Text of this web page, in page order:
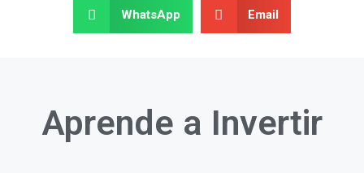
WhatsApp Email
Aprende a Invertir